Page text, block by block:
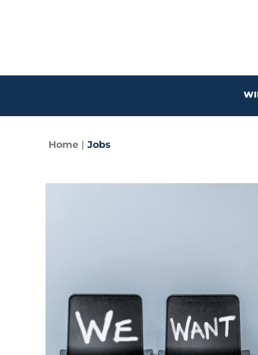
Home | Jobs